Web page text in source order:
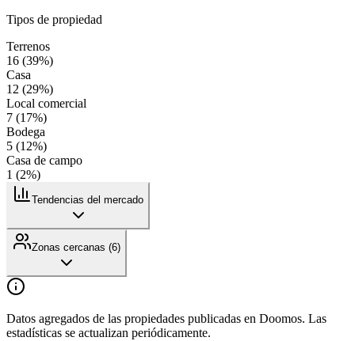
Tipos de propiedad
Terrenos
16 (39%)
Casa
12 (29%)
Local comercial
7 (17%)
Bodega
5 (12%)
Casa de campo
1 (2%)
Tendencias del mercado
Zonas cercanas (6)
Datos agregados de las propiedades publicadas en Doomos. Las
estadísticas se actualizan periódicamente.